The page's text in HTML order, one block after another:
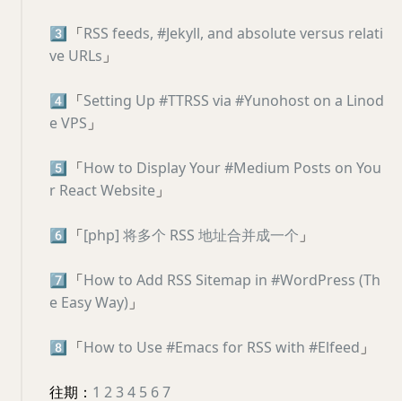
3️⃣ 「RSS feeds, #Jekyll, and absolute versus relati
ve URLs 」
4️⃣ 「Setting Up #TTRSS via #Yunohost on a Linod
e VPS 」
5️⃣ 「How to Display Your #Medium Posts on You
r React Website 」
6️⃣ 「[php] 将多个 RSS 地址合并成一个 」
7️⃣ 「How to Add RSS Sitemap in #WordPress (Th
e Easy Way) 」
8️⃣ 「How to Use #Emacs for RSS with #Elfeed 」
往期： 1 234 5 67